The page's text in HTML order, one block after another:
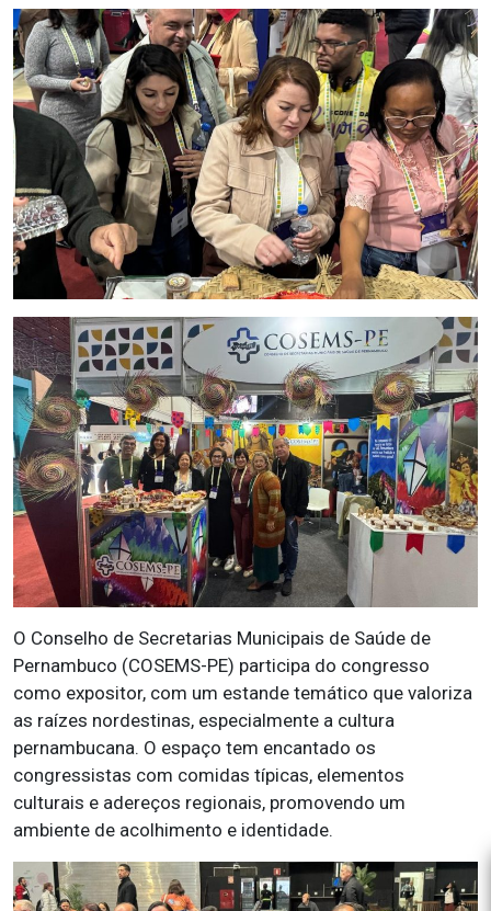
O Conselho de Secretarias Municipais de Saúde de
Pernambuco (COSEMS-PE) participa do congresso
como expositor, com um estande temático que valoriza
as raízes nordestinas, especialmente a cultura
pernambucana. O espaço tem encantado os
congressistas com comidas típicas, elementos
culturais e adereços regionais, promovendo um
ambiente de acolhimento e identidade.